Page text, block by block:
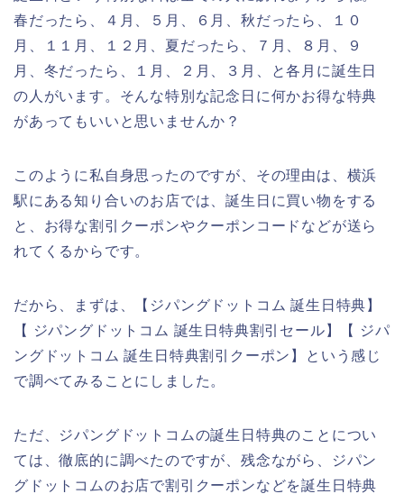
春だったら、４月、５月、６月、秋だったら、１０
月、１１月、１２月、夏だったら、７月、８月、９
月、冬だったら、１月、２月、３月、と各月に誕生日
の人がいます。そんな特別な記念日に何かお得な特典
があってもいいと思いませんか？
このように私自身思ったのですが、その理由は、横浜
駅にある知り合いのお店では、誕生日に買い物をする
と、お得な割引クーポンやクーポンコードなどが送ら
れてくるからです。
だから、まずは、【ジパングドットコム 誕生日特典】
【 ジパングドットコム 誕生日特典割引セール】【 ジパ
ングドットコム 誕生日特典割引クーポン】という感じ
で調べてみることにしました。
ただ、ジパングドットコムの誕生日特典のことについ
ては、徹底的に調べたのですが、残念ながら、ジパン
グドットコムのお店で割引クーポンなどを誕生日特典